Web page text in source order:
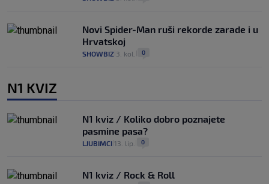
Novi Spider-Man ruši rekorde zarade i u
Hrvatskoj
SHOWBIZ 3. kol. 0
N1 KVIZ
N1 kviz / Koliko dobro poznajete
pasmine pasa?
LJUBIMCI 13. lip. 0
N1 kviz / Rock & Roll